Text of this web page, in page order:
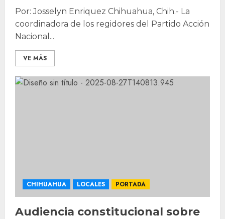
Por: Josselyn Enriquez Chihuahua, Chih.- La
coordinadora de los regidores del Partido Acción
Nacional...
VE MÁS
CHIHUAHUA LOCALES PORTADA
Audiencia constitucional sobre